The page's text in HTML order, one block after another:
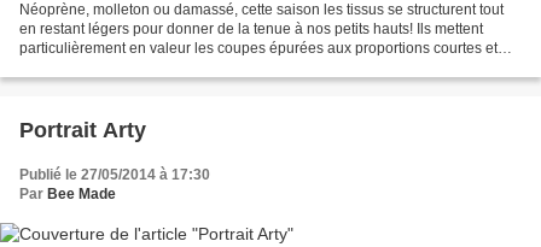
Néoprène, molleton ou damassé, cette saison les tissus se structurent tout
en restant légers pour donner de la tenue à nos petits hauts! Ils mettent
particulièrement en valeur les coupes épurées aux proportions courtes et
Portrait Arty
Publié le 27/05/2014 à 17:30
Par Bee Made